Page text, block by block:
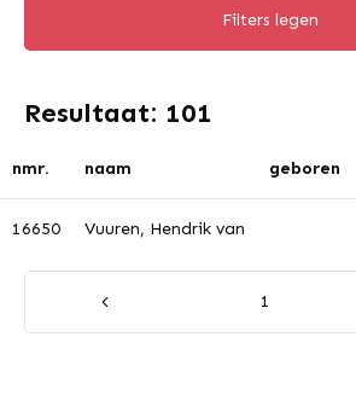
Filters legen
Resultaat: 101
nmr. naam geboren
16650 Vuuren, Hendrik van
1